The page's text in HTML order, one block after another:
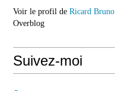
Voir le profil de Ricard Bruno
Overblog
Suivez-moi